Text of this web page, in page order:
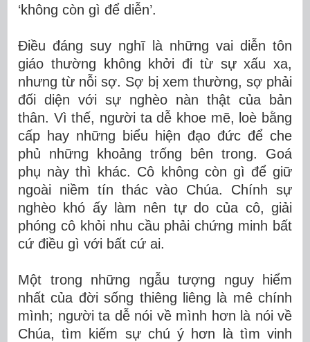
‘không còn gì để diễn’.
Điều đáng suy nghĩ là những vai diễn tôn
giáo thường không khởi đi từ sự xấu xa,
nhưng từ nỗi sợ. Sợ bị xem thường, sợ phải
đối diện với sự nghèo nàn thật của bản
thân. Vì thế, người ta dễ khoe mẽ, loè bằng
cấp hay những biểu hiện đạo đức để che
phủ những khoảng trống bên trong. Goá
phụ này thì khác. Cô không còn gì để giữ
ngoài niềm tín thác vào Chúa. Chính sự
nghèo khó ấy làm nên tự do của cô, giải
phóng cô khỏi nhu cầu phải chứng minh bất
cứ điều gì với bất cứ ai.
Một trong những ngẫu tượng nguy hiểm
nhất của đời sống thiêng liêng là mê chính
mình; người ta dễ nói về mình hơn là nói về
Chúa, tìm kiếm sự chú ý hơn là tìm vinh